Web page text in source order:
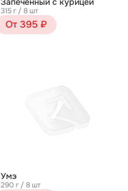
315 г / 8 шт
От 395 ₽
Умэ
290 г / 8 шт